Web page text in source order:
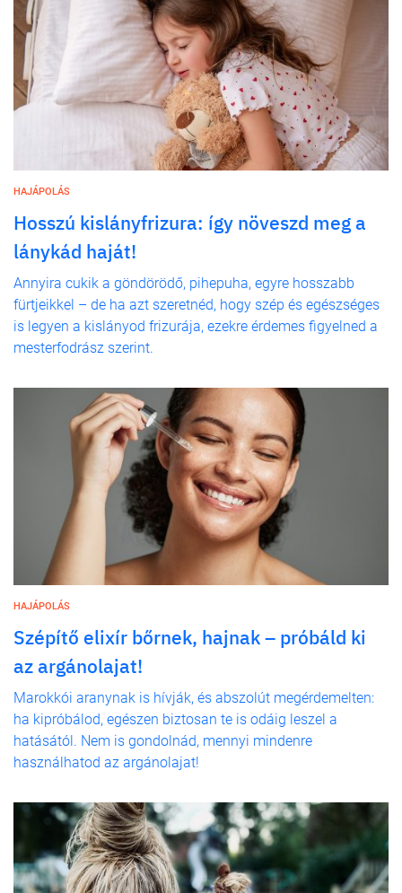
HAJÁPOLÁS
Hosszú kislányfrizura: így növeszd meg a
lánykád haját!
Annyira cukik a göndörödő, pihepuha, egyre hosszabb
fürtjeikkel – de ha azt szeretnéd, hogy szép és egészséges
is legyen a kislányod frizurája, ezekre érdemes figyelned a
mesterfodrász szerint.
HAJÁPOLÁS
Szépítő elixír bőrnek, hajnak – próbáld ki
az argánolajat!
Marokkói aranynak is hívják, és abszolút megérdemelten:
ha kipróbálod, egészen biztosan te is odáig leszel a
hatásától. Nem is gondolnád, mennyi mindenre
használhatod az argánolajat!